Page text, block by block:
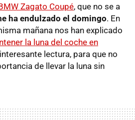
Zagato Coupé, que no se a
ha endulzado el domingo. En
mañana nos han explicado
la luna del coche en
lectura, para que no
de llevar la luna sin